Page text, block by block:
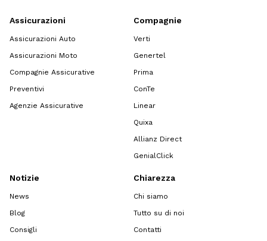
Assicurazioni
Assicurazioni Auto
Assicurazioni Moto
Compagnie Assicurative
Preventivi
Agenzie Assicurative
Compagnie
Verti
Genertel
Prima
ConTe
Linear
Quixa
Allianz Direct
GenialClick
Notizie
News
Blog
Consigli
Chiarezza
Chi siamo
Tutto su di noi
Contatti